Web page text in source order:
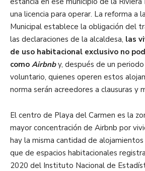
una licencia para operar. La reforma a
Municipal establece la obligación del
las declaraciones de la alcaldesa, las
de uso habitacional exclusivo no
como Airbnby, después de un
voluntario, quienes operen estos
norma serán acreedores a clausuras y
El centro de Playa del Carmen es la
mayor concentración de Airbnb por
hay la misma cantidad de
que de espacios habitacionales
2020 del Instituto Nacional de